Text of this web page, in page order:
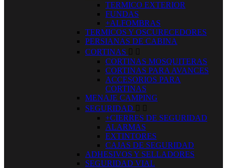
TERMICO EXTERIOR
FUNDAS
+ALFOMBRAS
TERMICOS Y OSCURECEDORES
PERSIANAS DE CABINA
CORTINAS  
CORTINAS MOSQUITERAS
CORTINAS PARA AVANCES
ACCESORIOS PARA
CORTINAS
MENAJE CAMPING
SEGURIDAD  
+CIERRES DE SEGURIDAD
ALARMAS
EXTINTORES
CAJAS DE SEGURIDAD
ADHESIVOS Y SELLADORES
SEGURIDAD VIAL